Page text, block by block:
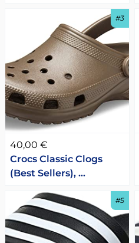
#3
40,00 €
Crocs Classic Clogs
(Best Sellers), …
#5